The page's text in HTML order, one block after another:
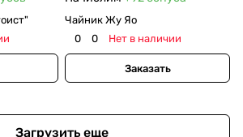
Чайник Жу Яо
0
0 Нет в наличии
Заказать
Загрузить еще